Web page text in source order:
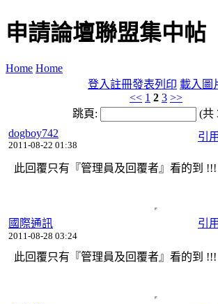
申請論壇聯盟集中帖
Home Home
登入註冊發表列印 載入圖
<< 1 2 3 >>
跳頁:
(共
引用
dogboy742
2011-08-22 01:38
此回覆只有『管理員及回覆者』看的到 !!!
引用
國際通訊
2011-08-28 03:24
此回覆只有『管理員及回覆者』看的到 !!!